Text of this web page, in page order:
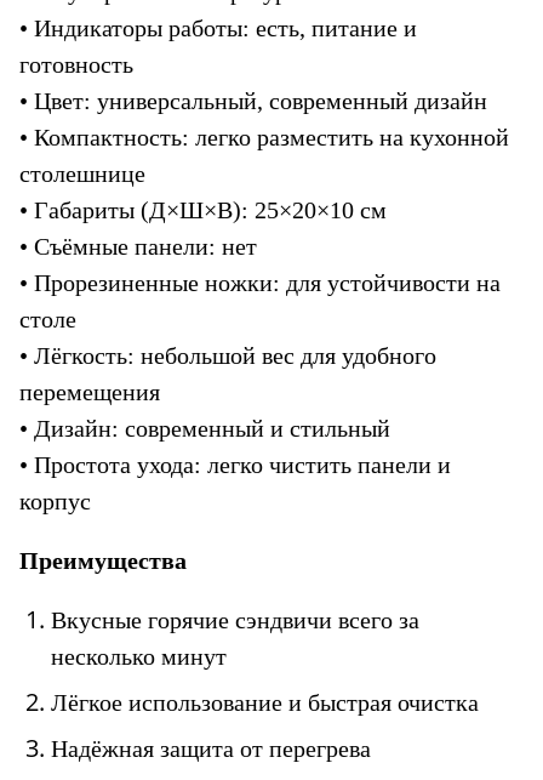
• Индикаторы работы: есть, питание и
готовность
• Цвет: универсальный, современный дизайн
• Компактность: легко разместить на кухонной
столешнице
• Габариты (Д×Ш×В): 25×20×10 см
• Съёмные панели: нет
• Прорезиненные ножки: для устойчивости на
столе
• Лёгкость: небольшой вес для удобного
перемещения
• Дизайн: современный и стильный
• Простота ухода: легко чистить панели и
корпус
Преимущества
Вкусные горячие сэндвичи всего за
несколько минут
Лёгкое использование и быстрая очистка
Надёжная защита от перегрева